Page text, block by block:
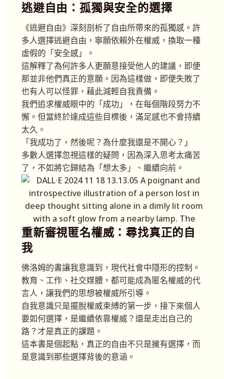
逃避自由：孤獨與安全的選擇
《逃避自由》深刻剖析了自由所帶來的孤獨感。許
多人選擇逃避自由，寧願依賴外在權威，換取一種
虛假的「安全感」。
這解釋了為何許多人更願意接受他人的建議，即便
那並非他們真正的意願。因為這樣做，即便失敗了
也有人可以怪罪，藉此減輕自我責備。
我們追求權威眼中的「成功」，在每個階段努力不
懈。但當終於達成這些目標後，滿足感也不會持續
太久。
「我成功了，然後呢？為什麼我還是不開心？」
多數人選擇忽視這樣的疑問，因為深入思考太痛苦
了，不如將它歸結為「想太多」、繼續向前。
重新審視匿名權威：尋找真正的自
我
佛洛姆的書讓我意識到，現代社會中隱形的控制。
教育、工作、社交媒體，都可能成為匿名權威的代
言人，讓我們的思想被權威所引導。
自我意識只是擺脫權威束縛的第一步，接下來個人
要如何選擇，是繼續依靠權威？還是走出自己的
路？才是真正的課題。
這本書是個起點，真正的自由不只是擁有選擇，而
是意識到那些選擇背後的意涵。